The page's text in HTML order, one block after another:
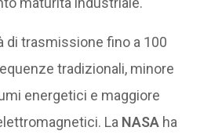
di trasmissione fino a 100
tradizionali, minore
energetici e maggiore
La NASA ha